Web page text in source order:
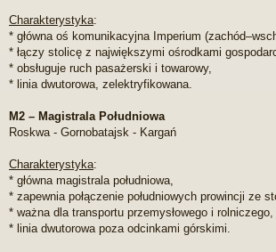
Charakterystyka:
* główna oś komunikacyjna Imperium
* łączy stolicę z największymi ośrodkami
* obsługuje ruch pasażerski i towarowy,
* linia dwutorowa, zelektryfikowana.
M2 – Magistrala Południowa
Roskwa - Gornobatajsk - Kargań
Charakterystyka:
* główna magistrala południowa,
* zapewnia połączenie południowych prowincji ze
* ważna dla transportu przemysłowego i rolniczego,
* linia dwutorowa poza odcinkami górskimi.